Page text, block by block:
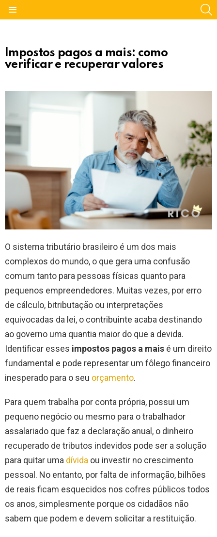
Impostos pagos a mais: como
verificar e recuperar valores
O sistema tributário brasileiro é um dos mais
complexos do mundo, o que gera uma confusão
comum tanto para pessoas físicas quanto para
pequenos empreendedores. Muitas vezes, por erro
de cálculo, bitributação ou interpretações
equivocadas da lei, o contribuinte acaba destinando
ao governo uma quantia maior do que a devida.
Identificar esses impostos pagos a mais é um direito
fundamental e pode representar um fôlego financeiro
inesperado para o seu orçamento.
Para quem trabalha por conta própria, possui um
pequeno negócio ou mesmo para o trabalhador
assalariado que faz a declaração anual, o dinheiro
recuperado de tributos indevidos pode ser a solução
para quitar uma dívida ou investir no crescimento
pessoal. No entanto, por falta de informação, bilhões
de reais ficam esquecidos nos cofres públicos todos
os anos, simplesmente porque os cidadãos não
sabem que podem e devem solicitar a restituição.